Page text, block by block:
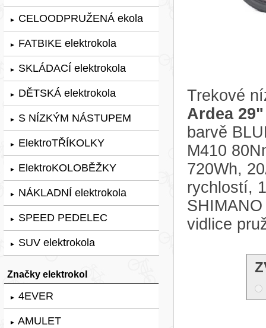
► CELOODPRUŽENÁ ekola
► FATBIKE elektrokola
► SKLÁDACÍ elektrokola
► DĚTSKÁ elektrokola
► S NÍZKÝM NÁSTUPEM
► ElektroTŘÍKOLKY
► ElektroKOLOBĚŽKY
► NÁKLADNÍ elektrokola
► SPEED PEDELEC
► SUV elektrokola
Značky elektrokol
► 4EVER
► AMULET
Trekové
Ardea
barvě
M410
720Wh,
rychlostí,
vidlice